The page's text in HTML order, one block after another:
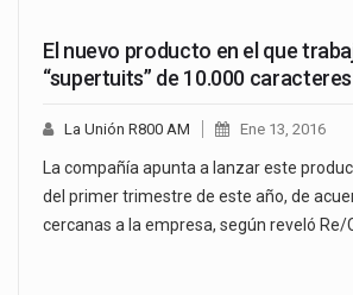
El nuevo producto en el que
“supertuits” de 10.000 caracteres
La Unión R800 AM Ene 13, 2016
La compañía apunta a lanzar este
del primer trimestre de este año, de
cercanas a la empresa, según reveló Re/